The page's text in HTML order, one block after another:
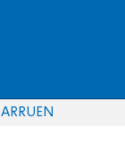
EN
RU
AR